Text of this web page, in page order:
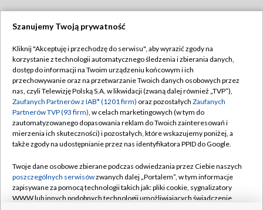
TVP
Abonament TVP
Emisja w TVP
Centrum informacji TVP
Naziemna Telewizja Cyfrowa
Rada Programowa
System NOS
Regulamin TVP
Polityka prywatności
Moje zgody
Pomoc
Kontakt
Szanujemy Twoją prywatność
Kliknij "Akceptuję i przechodzę do serwisu", aby wyrazić zgody na
korzystanie z technologii automatycznego śledzenia i zbierania danych,
dostęp do informacji na Twoim urządzeniu końcowym i ich
przechowywanie oraz na przetwarzanie Twoich danych osobowych przez
nas, czyli Telewizję Polską S.A. w likwidacji (zwaną dalej również „TVP”),
Zaufanych Partnerów z IAB* (1201 firm) oraz pozostałych Zaufanych
Partnerów TVP (93 firm), w celach marketingowych (w tym do
zautomatyzowanego dopasowania reklam do Twoich zainteresowań i
mierzenia ich skuteczności) i pozostałych, które wskazujemy poniżej, a
także zgody na udostępnianie przez nas identyfikatora PPID do Google.
Twoje dane osobowe zbierane podczas odwiedzania przez Ciebie naszych
poszczególnych serwisówzwanych dalej „Portalem”, w tym informacje
zapisywane za pomocą technologii takich jak: pliki cookie, sygnalizatory
WWW lub innych podobnych technologii umożliwiających świadczenie